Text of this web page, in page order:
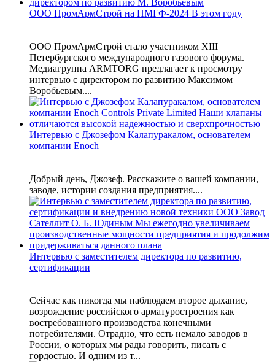
ООО ПромАрмСтрой на ПМГФ-2024 В этом году
ООО ПромАрмСтрой стало участником XIII
Петербургского международного газового форума.
Медиагруппа ARMTORG предлагает к просмотру
интервью с директором по развитию Максимом
Воробьевым....
Интервью с Джозефом Калапуракалом, основателем
компании Enoch
Добрый день, Джозеф. Расскажите о вашей компании,
заводе, истории создания предприятия....
Интервью с заместителем директора по развитию,
сертификации
Сейчас как никогда мы наблюдаем второе дыхание,
возрождение российского арматуростроения как
востребованного производства конечными
потребителями. Отрадно, что есть немало заводов в
России, о которых мы рады говорить, писать с
гордостью. И одним из т...